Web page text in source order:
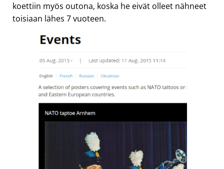
koettiin myös outona, koska he eivät olleet nähneet
toisiaan lähes 7 vuoteen.